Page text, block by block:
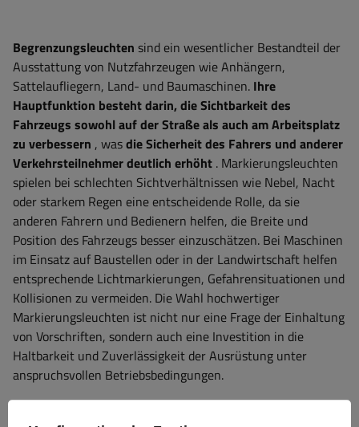
Begrenzungsleuchten sind ein wesentlicher Bestandteil der
Ausstattung von Nutzfahrzeugen wie Anhängern,
Sattelaufliegern, Land- und Baumaschinen. Ihre
Hauptfunktion besteht darin, die Sichtbarkeit des
Fahrzeugs sowohl auf der Straße als auch am Arbeitsplatz
zu verbessern , wasdie Sicherheit des Fahrers und anderer
Verkehrsteilnehmer deutlich erhöht . Markierungsleuchten
spielen bei schlechten Sichtverhältnissen wie Nebel, Nacht
oder starkem Regen eine entscheidende Rolle, da sie
anderen Fahrern und Bedienern helfen, die Breite und
Position des Fahrzeugs besser einzuschätzen. Bei Maschinen
im Einsatz auf Baustellen oder in der Landwirtschaft helfen
entsprechende Lichtmarkierungen, Gefahrensituationen und
Kollisionen zu vermeiden. Die Wahl hochwertiger
Markierungsleuchten ist nicht nur eine Frage der Einhaltung
von Vorschriften, sondern auch eine Investition in die
Haltbarkeit und Zuverlässigkeit der Ausrüstung unter
anspruchsvollen Betriebsbedingungen.